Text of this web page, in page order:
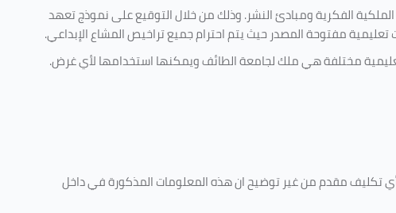
الفكرية ومبادئ النشر. وذلك من خلال التوقيع على نموذج تعهد
تعليمية مفتوحة المصدر حيث يتم احترام جميع تراخيص المشاع الإبداعي.
مختلفة هي ملك لجامعة الطائف ويمكنها استخدامها لأي غرض.
أي تكليف مقدم من غير توضيح ان هذه المعلومات المذكورة في داخل